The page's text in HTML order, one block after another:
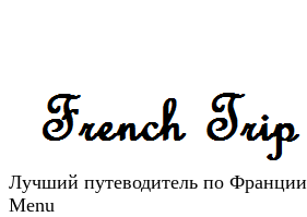
Лучший путеводитель по Франции
Menu